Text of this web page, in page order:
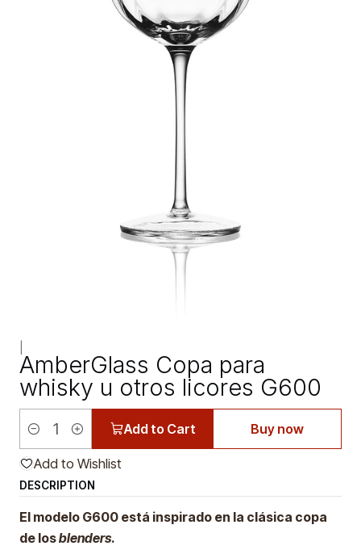
AmberGlass Copa para
whisky u otros licores G600
Quantity
Add to Cart Buy now
Add to Wishlist
DESCRIPTION
El modelo G600 está inspirado en la clásica copa
de losblenders.